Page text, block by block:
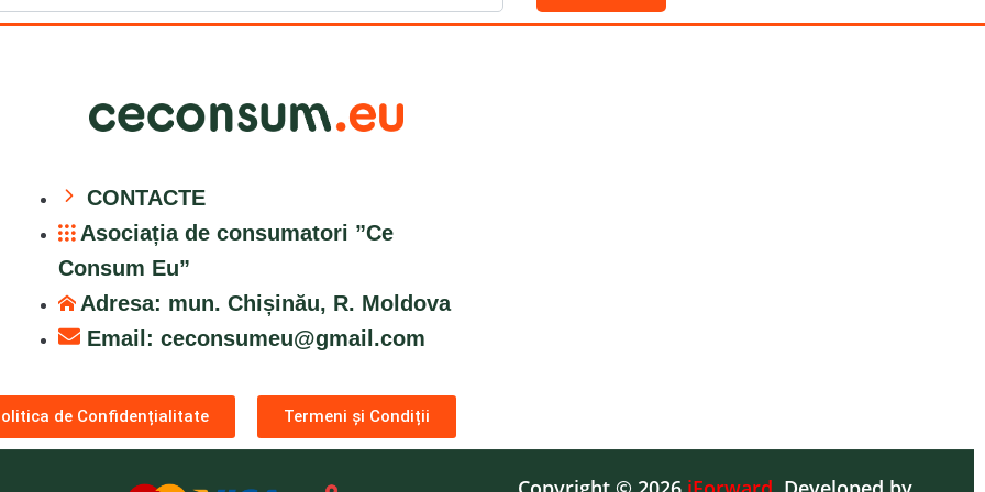
CONTACTE
Asociația de consumatori ”Ce
Consum Eu”
Adresa: mun. Chișinău, R. Moldova
Email:ceconsumeu@gmail.com
de Confidențialitate Termeni și Condiții